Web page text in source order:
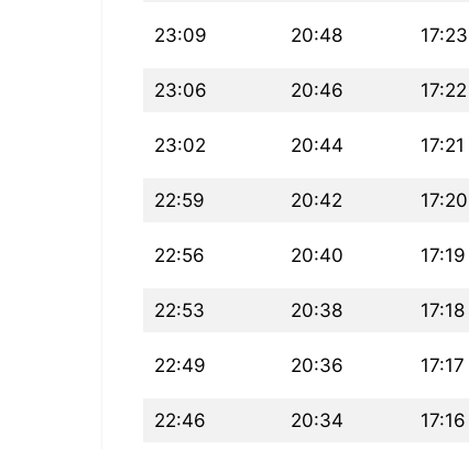
17:23
20:48
23:09
17:22
20:46
23:06
17:21
20:44
23:02
17:20
20:42
22:59
17:19
20:40
22:56
17:18
20:38
22:53
17:17
20:36
22:49
17:16
20:34
22:46